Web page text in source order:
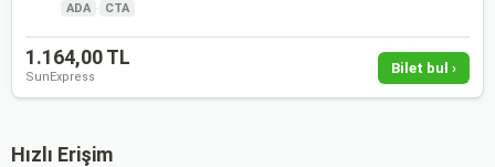
ADA · CTA
1.164,00 TL
SunExpress
Bilet bul ›
Hızlı Erişim